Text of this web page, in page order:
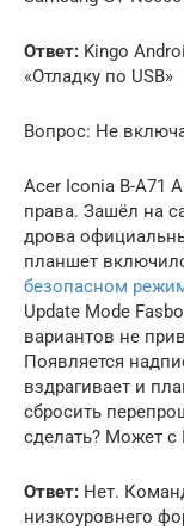
Ответ: Kingo
«Отладку по USB»
Вопрос: Не
Acer Iconia B-A71
права. Зашёл на
дрова
планшет
безопасном
Update Mode
вариантов не
Появляется
вздрагивает и
сбросить
сделать? Может
Ответ: Нет.
низкоуровнего